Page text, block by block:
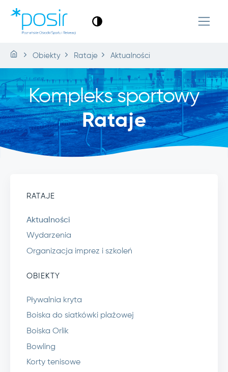
Obiekty Rataje Aktualności
Kompleks sportowy
Rataje
RATAJE
Aktualności
Wydarzenia
Organizacja imprez i szkoleń
OBIEKTY
Pływalnia kryta
Boiska do siatkówki plażowej
Boiska Orlik
Bowling
Korty tenisowe